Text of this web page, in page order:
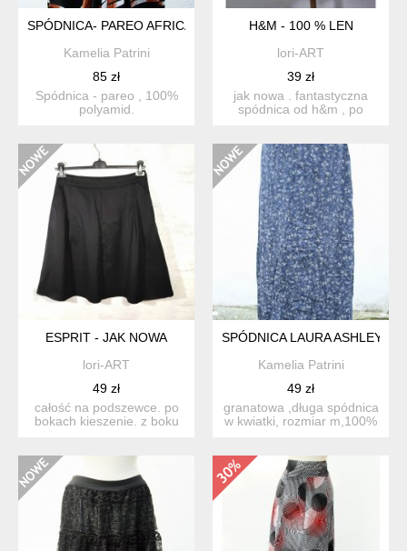
SPÓDNICA- PAREO AFRICA
Kamelia Patrini
85 zł
Spódnica - pareo , 100%
polyamid.
H&M - 100 % LEN
lori-ART
39 zł
jak nowa . fantastyczna
spódnica od h&m , po
ESPRIT - JAK NOWA
lori-ART
49 zł
całość na podszewce. po
bokach kieszenie. z boku
SPÓDNICA LAURA ASHLEY
Kamelia Patrini
49 zł
granatowa ,długa spódnica
w kwiatki, rozmiar m,100%